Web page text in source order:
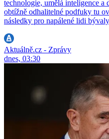
technologie, umělá inteligence a
obtížně odhalitelné podfuky tu
následky pro napálené lidi
Aktuálně.cz - Zprávy
dnes, 03:30